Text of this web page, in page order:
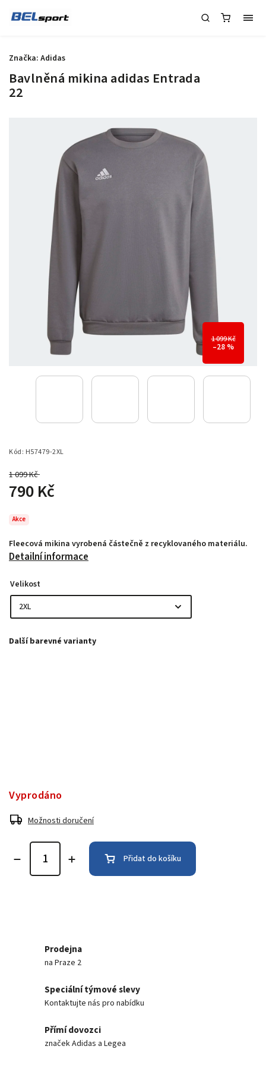
Bavlněná mikina adidas Entrada
22
1 099 Kč
–28 %
Kód: H57479-2XL
1 099 Kč
790 Kč
Akce
Fleecová mikina vyrobená částečně z recyklovaného materiálu.
Detailní informace
Značka: Adidas
Velikost
Vyprodáno
Možnosti doručení
Přidat do košíku
Prodejna
na Praze 2
Speciální týmové slevy
Kontaktujte nás pro nabídku
Přímí dovozci
značek Adidas a Legea